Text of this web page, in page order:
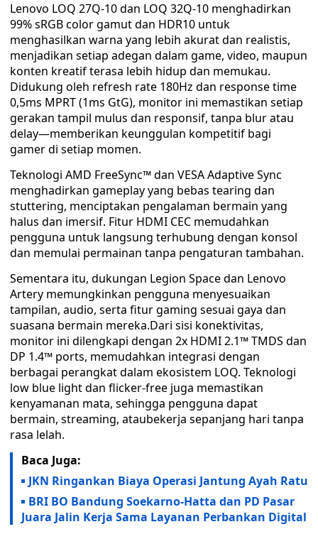
Lenovo LOQ 27Q-10 dan LOQ 32Q-10 menghadirkan
99% sRGB color gamut dan HDR10 untuk
menghasilkan warna yang lebih akurat dan realistis,
menjadikan setiap adegan dalam game, video, maupun
konten kreatif terasa lebih hidup dan memukau.
Didukung oleh refresh rate 180Hz dan response time
0,5ms MPRT (1ms GtG), monitor ini memastikan setiap
gerakan tampil mulus dan responsif, tanpa blur atau
delay—memberikan keunggulan kompetitif bagi
gamer di setiap momen.
Teknologi AMD FreeSync™ dan VESA Adaptive Sync
menghadirkan gameplay yang bebas tearing dan
stuttering, menciptakan pengalaman bermain yang
halus dan imersif. Fitur HDMI CEC memudahkan
pengguna untuk langsung terhubung dengan konsol
dan memulai permainan tanpa pengaturan tambahan.
Sementara itu, dukungan Legion Space dan Lenovo
Artery memungkinkan pengguna menyesuaikan
tampilan, audio, serta fitur gaming sesuai gaya dan
suasana bermain mereka.Dari sisi konektivitas,
monitor ini dilengkapi dengan 2x HDMI 2.1™ TMDS dan
DP 1.4™ ports, memudahkan integrasi dengan
berbagai perangkat dalam ekosistem LOQ. Teknologi
low blue light dan flicker‑free juga memastikan
kenyamanan mata, sehingga pengguna dapat
bermain, streaming, ataubekerja sepanjang hari tanpa
rasa lelah.
Baca Juga:
JKN Ringankan Biaya Operasi Jantung Ayah Ratu
BRI BO Bandung Soekarno-Hatta dan PD Pasar
Juara Jalin Kerja Sama Layanan Perbankan Digital